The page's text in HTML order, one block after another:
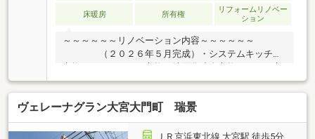
床暖房 所有権
リフォームリノベー
ション
～～～～～～リノベーション内容～～～～～～
（２０２６年５月完成）・システムキッチン
換 ・建具交換 ・フローリング張替え ・ク
ロス貼り換え ・・・等～～～～～～～～～～～～
～～～～～～～～～
ヴェレーナグラン大宮大門町 瑞景
ＪＲ京浜東北線 大宮駅 徒歩5分